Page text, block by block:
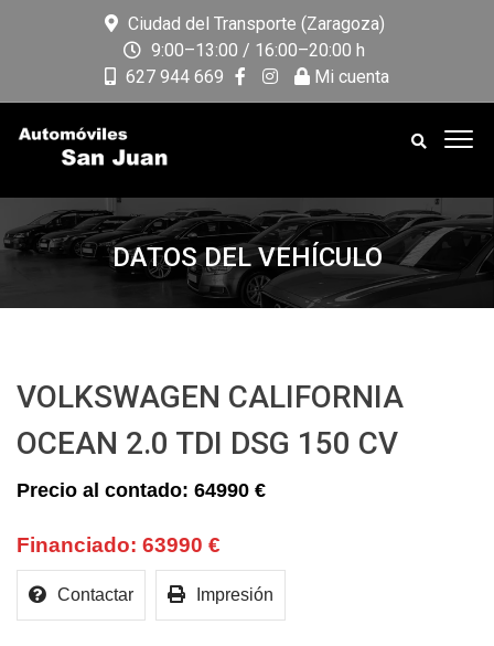
Ciudad del Transporte (Zaragoza)
9:00–13:00 / 16:00–20:00 h
627 944 669
Mi cuenta
DATOS DEL VEHÍCULO
VOLKSWAGEN CALIFORNIA
OCEAN 2.0 TDI DSG 150 CV
64990 €
63990 €
Contactar Impresión